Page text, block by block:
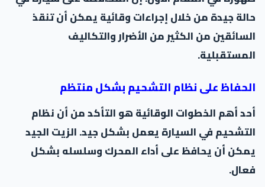
حالة جيدة من خلال إجراءات وقائية يمكن أن تنقذ
السائقين من الكثير من الأضرار والتكاليف
المستقبلية.
الحفاظ على نظام التشحيم بشكل منتظم
أحد أهم الخطوات الوقائية هو التأكد من أن نظام
التشحيم في السيارة يعمل بشكل جيد. الزيت الجيد
يمكن أن يحافظ على أداء المحرك وسلسله بشكل
فعال.